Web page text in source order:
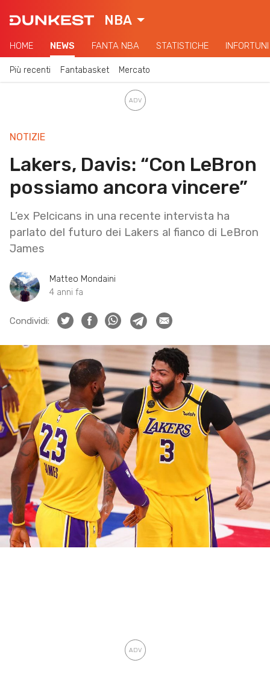
NBA
HOME NEWS FANTA NBA STATISTICHE INFORTUNI
Più recenti Fantabasket Mercato
NOTIZIE
Lakers, Davis: “Con LeBron
possiamo ancora vincere”
L’ex Pelcicans in una recente intervista ha
parlato del futuro dei Lakers al fianco di LeBron
James
Matteo Mondaini
4 anni fa
Condividi: